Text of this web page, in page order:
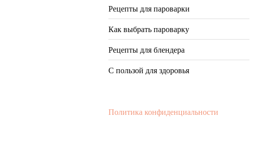
Рецепты для пароварки
Как выбрать пароварку
Рецепты для блендера
С пользой для здоровья
Политика конфиденциальности